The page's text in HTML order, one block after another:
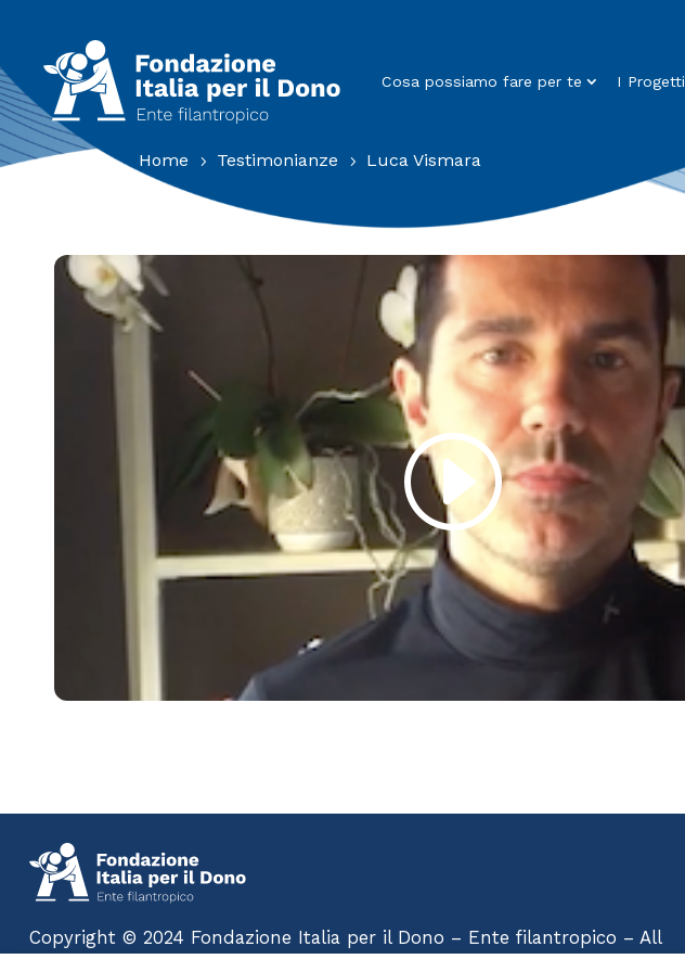
Cosa possiamo fare per te I Progetti
Home 5 Testimonianze 5 Luca Vismara
Copyright © 2024 Fondazione Italia per il Dono – Ente filantropico – All